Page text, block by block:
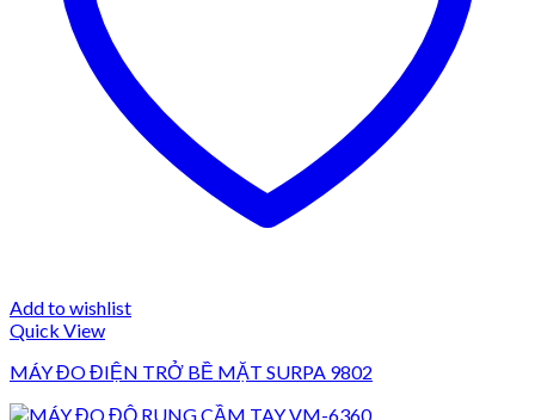
Add to wishlist
Quick View
MÁY ĐO ĐIỆN TRỞ BỀ MẶT SURPA 9802